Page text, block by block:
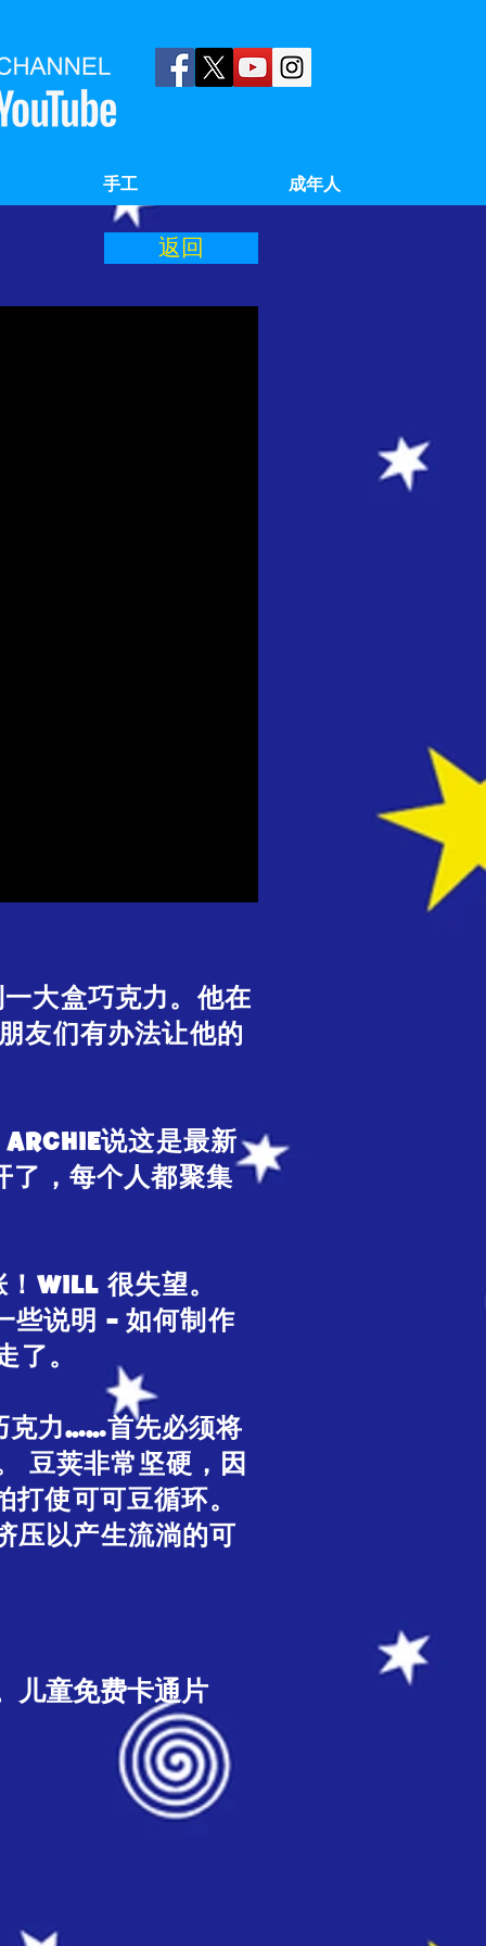
手工 成年人
返回
大盒巧克力。他在
友们有办法让他的
说这是最新
，每个人都聚集
WILL 很失望。
些说明 - 如何制作
了。
克力……首先必须将
豆荚非常坚硬，因
使可可豆循环。
压以产生流淌的可
儿童免费卡通片